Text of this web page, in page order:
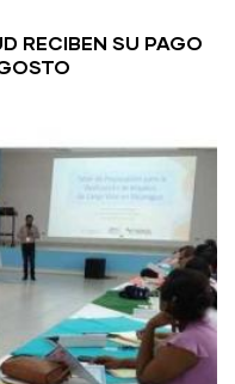
RECIBEN SU PAGO